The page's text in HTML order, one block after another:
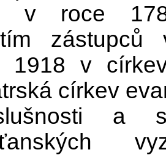
v roce
1918 v
církev
a